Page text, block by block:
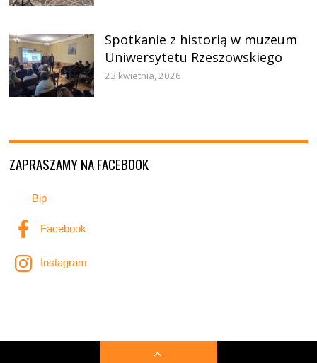
Spotkanie z historią w muzeum
Uniwersytetu Rzeszowskiego
23 kwietnia, 2026
ZAPRASZAMY NA FACEBOOK
Bip
Facebook
Instagram